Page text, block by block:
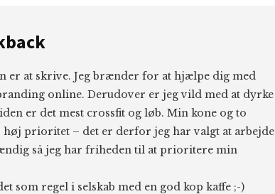
er at skrive. Jeg brænder for at hjælpe dig med
online. Derudover er jeg vild med at dyrke
er det mest crossfit og løb. Min kone og to
høj prioritet – det er derfor jeg har valgt at arbejde
så jeg har friheden til at prioritere min
som regel i selskab med en god kop kaffe ;-)